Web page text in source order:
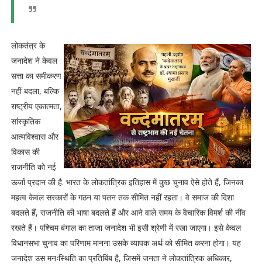
लोकतंत्र के
जनादेश ने केवल
सत्ता का समीकरण
नहीं बदला, बल्कि
राष्ट्रीय एकात्मता,
सांस्कृतिक
आत्मविश्वास और
विकास की
राजनीति को नई
ऊर्जा प्रदान की है. भारत के लोकतांत्रिक इतिहास में कुछ चुनाव ऐसे होते हैं, जिनका
महत्व केवल सरकारों के गठन या पतन तक सीमित नहीं रहता। वे समाज की दिशा
बदलते हैं, राजनीति की भाषा बदलते हैं और आने वाले समय के वैचारिक विमर्श की नींव
रखते हैं। पश्चिम बंगाल का ताजा जनादेश भी इसी श्रेणी में रखा जाएगा। इसे केवल
विधानसभा चुनाव का परिणाम मानना उसके व्यापक अर्थ को सीमित करना होगा। यह
जनादेश उस मनःस्थिति का प्रतिबिंब है, जिसमें जनता ने लोकतांत्रिक अधिकार,